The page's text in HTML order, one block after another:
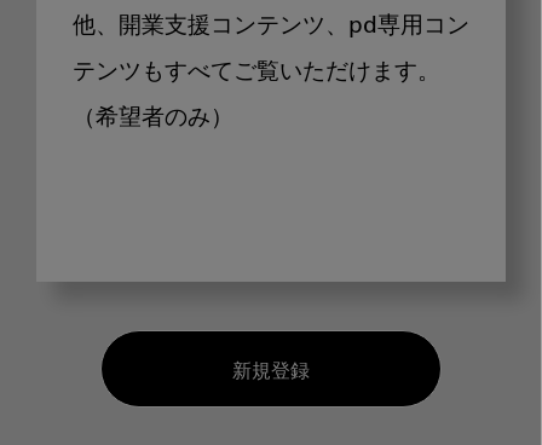
他、開業支援コンテンツ、pd専用コン
テンツもすべてご覧いただけます。
（希望者のみ）
新規登録